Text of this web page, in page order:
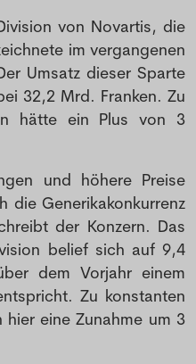
von Novartis, die
im vergangenen
Umsatz dieser Sparte
32,2 Mrd. Franken. Zu
hätte ein Plus von 3
und höhere Preise
die Generikakonkurrenz
der Konzern. Das
belief sich auf 9,4
dem Vorjahr einem
Zu konstanten
eine Zunahme um 3
unseren Newsletter
Woche die neusten
aus der Welt der